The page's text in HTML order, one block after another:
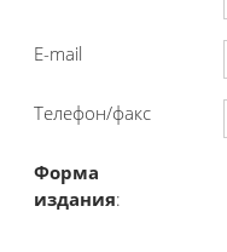
E-mail
Телефон/факс
Форма
издания: